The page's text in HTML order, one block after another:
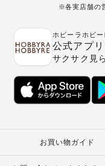
※各実店舗の
ホビーラホビー
公式アプ
サクサク見
お買い物ガイド